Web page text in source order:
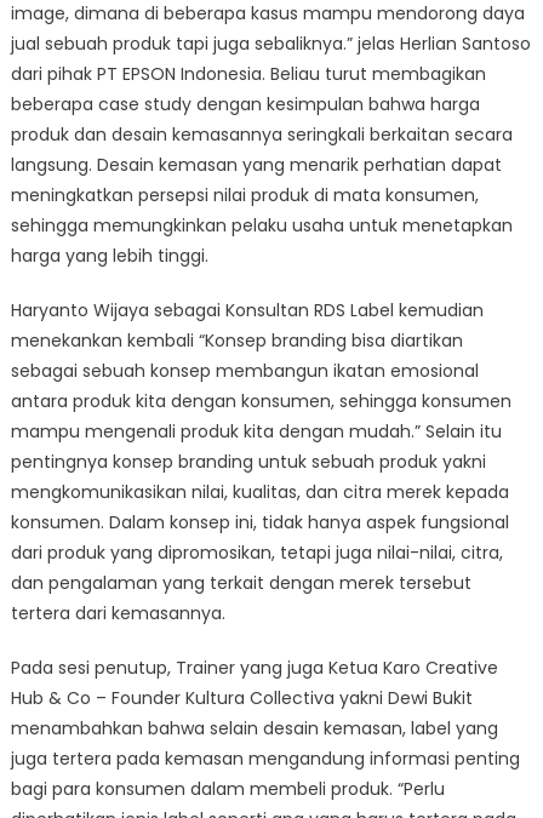
image, dimana di beberapa kasus mampu mendorong daya
jual sebuah produk tapi juga sebaliknya.” jelas Herlian Santoso
dari pihak PT EPSON Indonesia. Beliau turut membagikan
beberapa case study dengan kesimpulan bahwa harga
produk dan desain kemasannya seringkali berkaitan secara
langsung. Desain kemasan yang menarik perhatian dapat
meningkatkan persepsi nilai produk di mata konsumen,
sehingga memungkinkan pelaku usaha untuk menetapkan
harga yang lebih tinggi.
Haryanto Wijaya sebagai Konsultan RDS Label kemudian
menekankan kembali “Konsep branding bisa diartikan
sebagai sebuah konsep membangun ikatan emosional
antara produk kita dengan konsumen, sehingga konsumen
mampu mengenali produk kita dengan mudah.” Selain itu
pentingnya konsep branding untuk sebuah produk yakni
mengkomunikasikan nilai, kualitas, dan citra merek kepada
konsumen. Dalam konsep ini, tidak hanya aspek fungsional
dari produk yang dipromosikan, tetapi juga nilai-nilai, citra,
dan pengalaman yang terkait dengan merek tersebut
tertera dari kemasannya.
Pada sesi penutup, Trainer yang juga Ketua Karo Creative
Hub & Co – Founder Kultura Collectiva yakni Dewi Bukit
menambahkan bahwa selain desain kemasan, label yang
juga tertera pada kemasan mengandung informasi penting
bagi para konsumen dalam membeli produk. “Perlu